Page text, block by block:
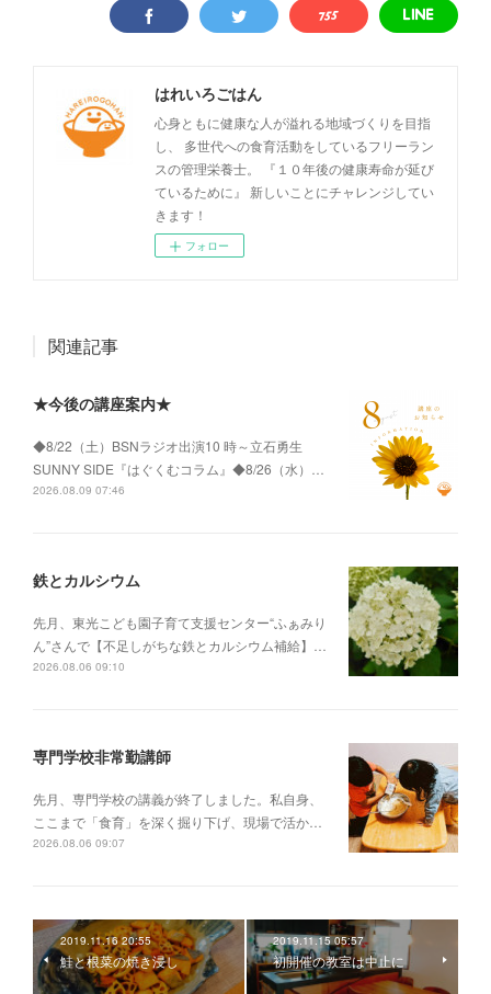
はれいろごはん
心身ともに健康な人が溢れる地域づくりを目指
し、 多世代への食育活動をしているフリーラン
スの管理栄養士。 『１０年後の健康寿命が延び
ているために』 新しいことにチャレンジしてい
きます！
フォロー
関連記事
★今後の講座案内★
◆8/22（土）BSNラジオ出演10 時～立石勇生
SUNNY SIDE『はぐくむコラム』◆8/26（水）…
2026.08.09 07:46
鉄とカルシウム
先月、東光こども園子育て支援センター“ふぁみり
ん”さんで【不足しがちな鉄とカルシウム補給】…
2026.08.06 09:10
専門学校非常勤講師
先月、専門学校の講義が終了しました。私自身、
ここまで「食育」を深く掘り下げ、現場で活か…
2026.08.06 09:07
2019.11.16 20:55
鮭と根菜の焼き浸し
2019.11.15 05:57
初開催の教室は中止に